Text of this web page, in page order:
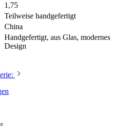
1,75
Teilweise handgefertigt
China
Handgefertigt, aus Glas, modernes
Design